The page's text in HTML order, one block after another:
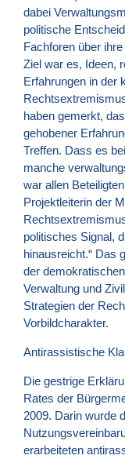
dabei
politische
Fachforen über
Ziel war es, Ideen,
Erfahrungen in der
haben gemerkt,
gehobener
Treffen. Dass es
manche
war allen
Projektleiterin der
politisches Signal,
hinausreicht.“ Das
der
Verwaltung und
Strategien der
Vorbildcharakter.
Antirassistische
Die gestrige
Rates der
2009. Darin wurde
erarbeiteten